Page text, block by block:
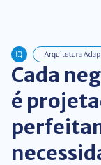
Cada
é